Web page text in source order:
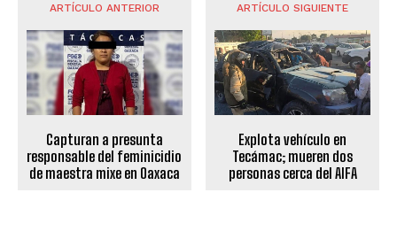
ARTÍCULO ANTERIOR
Capturan a presunta
responsable del feminicidio
de maestra mixe en Oaxaca
ARTÍCULO SIGUIENTE
Explota vehículo en
Tecámac; mueren dos
personas cerca del AIFA